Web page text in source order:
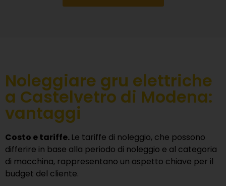
Noleggiare gru elettriche
a Castelvetro di Modena:
vantaggi
Costo e tariffe. Le tariffe di noleggio, che possono
differire in base alla periodo di noleggio e al categoria
di macchina, rappresentano un aspetto chiave per il
budget del cliente.